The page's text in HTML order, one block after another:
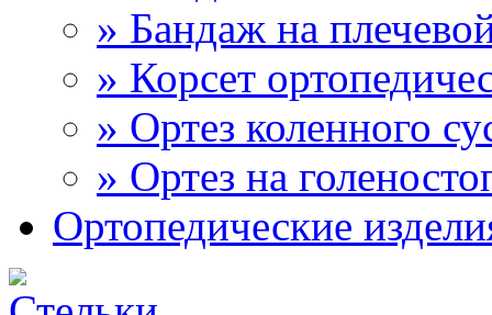
» Бандаж на
» Корсет
» Ортез коленного
» Ортез на
Ортопедические